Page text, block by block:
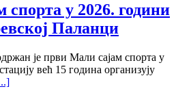
у 2026. години
Паланци
је први Мали сајам спорта у
већ 15 година организују